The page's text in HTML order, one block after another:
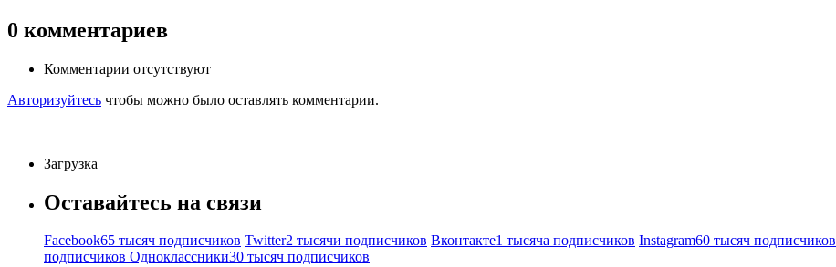
0 комментариев
Комментарии отсутствуют
Авторизуйтесь чтобы можно было оставлять комментарии.
Загрузка
Оставайтесь на связи
Facebook65 тысяч подписчиков Twitter2 тысячи подписчиков Вконтакте1 тысяча подписчиков Instagram60 тысяч подписчиков
подписчиков Одноклассники30 тысяч подписчиков